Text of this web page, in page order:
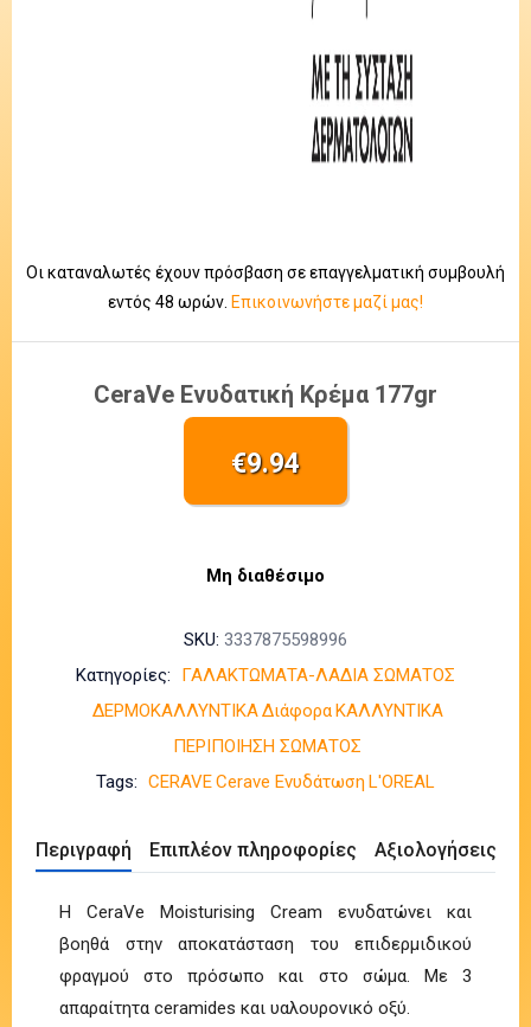
Οι καταναλωτές έχουν πρόσβαση σε επαγγελματική συμβουλή
εντός 48 ωρών. Επικοινωνήστε μαζί μας!
CeraVe Ενυδατική Κρέμα 177gr
€9.94
Μη διαθέσιμο
SKU: 3337875598996
Κατηγορίες:
ΓΑΛΑΚΤΩΜΑΤΑ-ΛΑΔΙΑ ΣΩΜΑΤΟΣ
ΔΕΡΜΟΚΑΛΛΥΝΤΙΚΑΔιάφοραΚΑΛΛΥΝΤΙΚΑ
ΠΕΡΙΠΟΙΗΣΗ ΣΩΜΑΤΟΣ
Tags: CERAVECerave Ενυδάτωση L'OREAL
Περιγραφή Επιπλέον πληροφορίες Αξιολογήσεις (0)
H CeraVe Moisturising Cream ενυδατώνει και
βοηθά στην αποκατάσταση του επιδερμιδικού
φραγμού στο πρόσωπο και στο σώμα. Με 3
απαραίτητα ceramides και υαλουρονικό οξύ.